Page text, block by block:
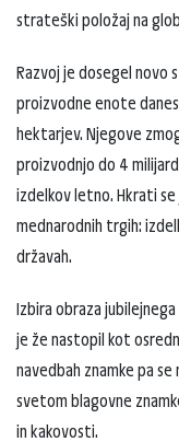
strateški položaj na
Razvoj je dosegel novo
proizvodne enote danes
hektarjev. Njegove
proizvodnjo do 4
izdelkov letno. Hkrati
mednarodnih trgih:
državah.
Izbira obraza
je že nastopil kot
navedbah znamke pa
svetom blagovne
in kakovosti.